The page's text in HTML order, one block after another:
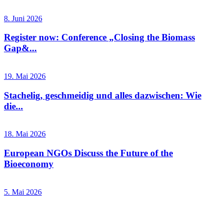
8. Juni 2026
Register now: Conference „Closing the Biomass
Gap&...
19. Mai 2026
Stachelig, geschmeidig und alles dazwischen: Wie
die...
18. Mai 2026
European NGOs Discuss the Future of the
Bioeconomy
5. Mai 2026